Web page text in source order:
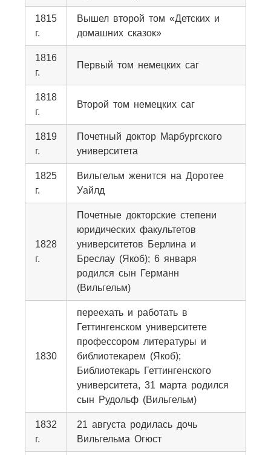
1815
г.
Вышел второй том «Детских и
домашних сказок»
1816
г.
Первый том немецких саг
1818
г.
Второй том немецких саг
1819
г.
Почетный доктор Марбургского
университета
1825
г.
Вильгельм женится на Доротее
Уайлд
1828
г.
Почетные докторские степени
юридических факультетов
университетов Берлина и
Бреслау (Якоб); 6 января
родился сын Германн
(Вильгельм)
1830
переехать и работать в
Геттингенском университете
профессором литературы и
библиотекарем (Якоб);
Библиотекарь Геттингенского
университета, 31 марта родился
сын Рудольф (Вильгельм)
1832
г.
21 августа родилась дочь
Вильгельма Огюст